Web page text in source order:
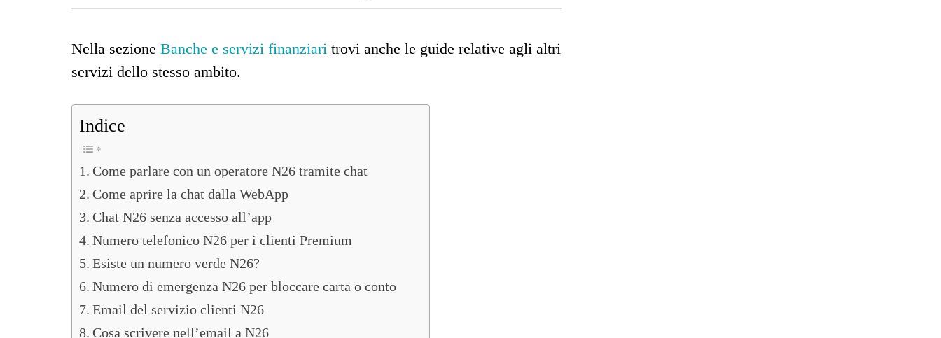
Nella sezione Banche e servizi finanziari trovi anche le guide relative agli altri
servizi dello stesso ambito.
Indice
Come parlare con un operatore N26 tramite chat
Come aprire la chat dalla WebApp
Chat N26 senza accesso all’app
Numero telefonico N26 per i clienti Premium
Esiste un numero verde N26?
Numero di emergenza N26 per bloccare carta o conto
Email del servizio clienti N26
Cosa scrivere nell’email a N26